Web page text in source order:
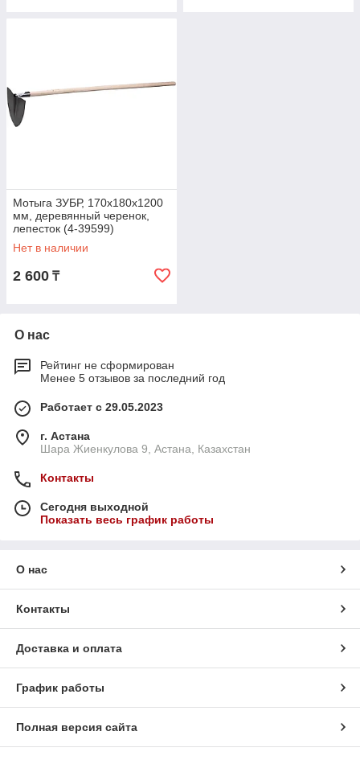
Мотыга ЗУБР, 170х180х1200
мм, деревянный черенок,
лепесток (4-39599)
Нет в наличии
2 600 ₸
О нас
Рейтинг не сформирован
Менее 5 отзывов за последний год
Работает с 29.05.2023
г. Астана
Шара Жиенкулова 9, Астана, Казахстан
Контакты
Сегодня выходной
Показать весь график работы
О нас
Контакты
Доставка и оплата
График работы
Полная версия сайта